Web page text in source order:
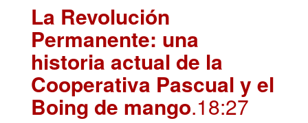
La Revolución
Permanente: una
historia actual de la
Cooperativa Pascual y el
Boing de mango.18:27